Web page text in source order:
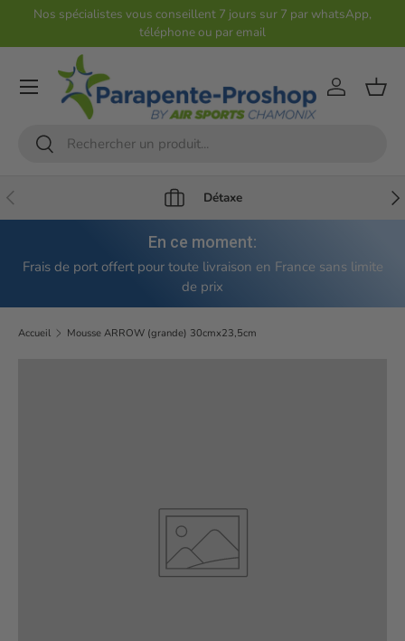
Nos spécialistes vous conseillent 7 jours sur 7 par whatsApp,
téléphone ou par email
Recherche
Rechercher
Compte
Précédent Détaxe
En ce moment:
Frais de port offert pour toute livraison en France sans limite
de prix
Accueil Mousse ARROW (grande) 30cmx23,5cm